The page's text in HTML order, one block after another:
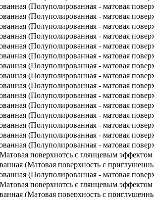
(Полуполированная - матовая
(Полуполированная - матовая
(Полуполированная - матовая
(Полуполированная - матовая
(Полуполированная - матовая
(Полуполированная - матовая
(Полуполированная - матовая
(Полуполированная - матовая
(Полуполированная - матовая
(Полуполированная - матовая
(Полуполированная - матовая
(Полуполированная - матовая
(Полуполированная - матовая
(Полуполированная - матовая
(Полуполированная - матовая
поверхнотсь с глянцевым эффектом
(Матовая поверхность с
(Полуполированная - матовая
поверхнотсь с глянцевым эффектом
(Матовая поверхность с